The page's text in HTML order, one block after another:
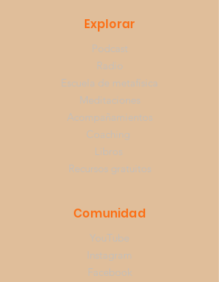
Explorar
Podcast
Radio
Escuela de metafísica
Meditaciones
Acompañamientos
Coaching
Libros
Recursos gratuitos
Comunidad
YouTube
Instagram
Facebook